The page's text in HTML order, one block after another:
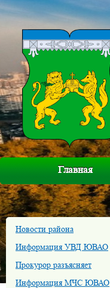
Главная
Новости района
Информация УВД ЮВАО
Прокурор разъясняет
Информация МЧС ЮВАО